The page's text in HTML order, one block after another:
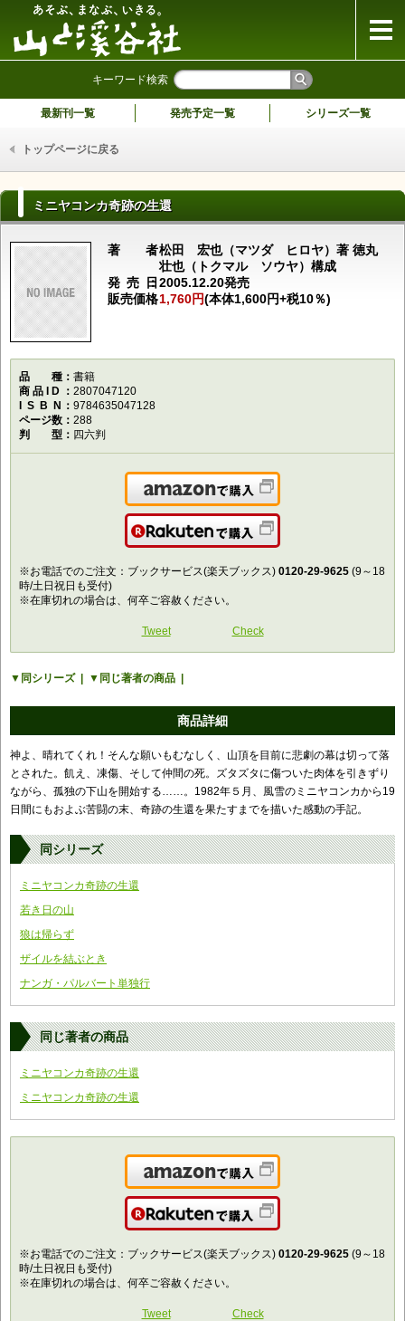
キーワード検索
最新刊一覧 発売予定一覧 シリーズ一覧
トップページに戻る
ミニヤコンカ奇跡の生還
著者松田 宏也（マツダ ヒロヤ）著 徳丸
壮也（トクマル ソウヤ）構成
発売日2005.12.20発売
販売価格1,760円(本体1,600円+税10％)
品種書籍
商品ID
2807047120
ISBN
9784635047128
ページ数
288
判型四六判
Amazonで購入
楽天で購入
※お電話でのご注文：ブックサービス(楽天ブックス) 0120-29-9625 (9～18
時/土日祝日も受付)
※在庫切れの場合は、何卒ご容赦ください。
Tweet Check
同シリーズ 同じ著者の商品
商品詳細
神よ、晴れてくれ！そんな願いもむなしく、山頂を目前に悲劇の幕は切って落
とされた。飢え、凍傷、そして仲間の死。ズタズタに傷ついた肉体を引きずり
ながら、孤独の下山を開始する……。1982年５月、風雪のミニヤコンカから19
日間にもおよぶ苦闘の末、奇跡の生還を果たすまでを描いた感動の手記。
同シリーズ
ミニヤコンカ奇跡の生還
若き日の山
狼は帰らず
ザイルを結ぶとき
ナンガ・パルバート単独行
同じ著者の商品
ミニヤコンカ奇跡の生還
ミニヤコンカ奇跡の生還
Amazonで購入
楽天で購入
※お電話でのご注文：ブックサービス(楽天ブックス) 0120-29-9625 (9～18
時/土日祝日も受付)
※在庫切れの場合は、何卒ご容赦ください。
Tweet Check